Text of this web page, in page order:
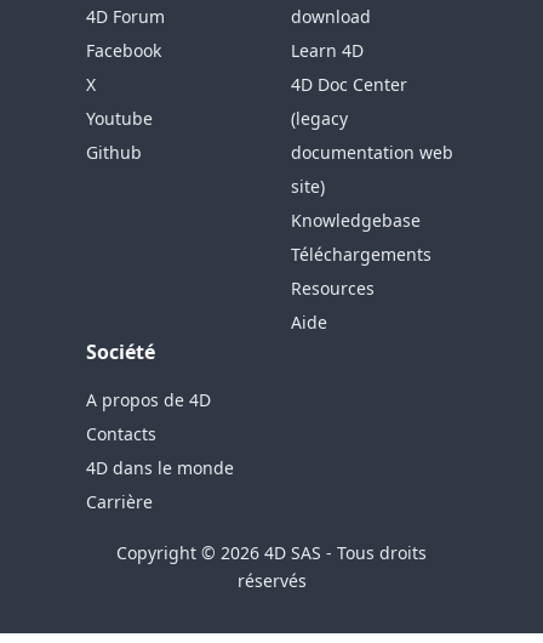
4D Forum
Facebook
X
Youtube
Github
download
Learn 4D
4D Doc Center
(legacy
documentation web
site)
Knowledgebase
Téléchargements
Resources
Aide
Société
A propos de 4D
Contacts
4D dans le monde
Carrière
Copyright © 2026 4D SAS - Tous droits
réservés